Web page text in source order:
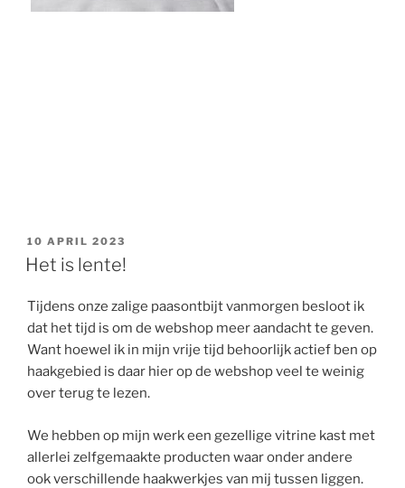
GEPLAATST
OP
10 APRIL 2023
Het is lente!
Tijdens onze zalige paasontbijt vanmorgen besloot ik
dat het tijd is om de webshop meer aandacht te geven.
Want hoewel ik in mijn vrije tijd behoorlijk actief ben op
haakgebied is daar hier op de webshop veel te weinig
over terug te lezen.
We hebben op mijn werk een gezellige vitrine kast met
allerlei zelfgemaakte producten waar onder andere
ook verschillende haakwerkjes van mij tussen liggen.